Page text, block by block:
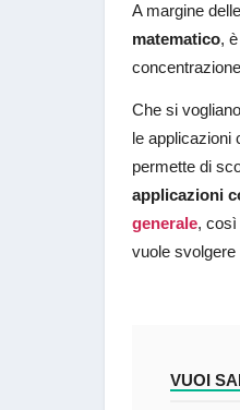
A margine
matematico,
Che si
le applicazioni
permette di
applicazioni
generale, così
vuole svolgere
VUOI